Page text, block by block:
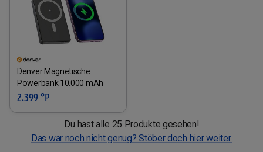
Denver Magnetische
Powerbank 10.000 mAh
2.399 °P
Du hast alle 25 Produkte gesehen!
Das war noch nicht genug? Stöber doch hier weiter.